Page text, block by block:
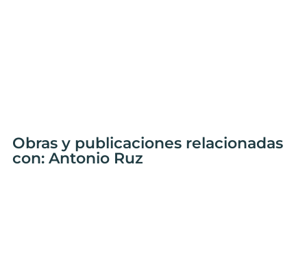
Obras y publicaciones relacionadas
con: Antonio Ruz